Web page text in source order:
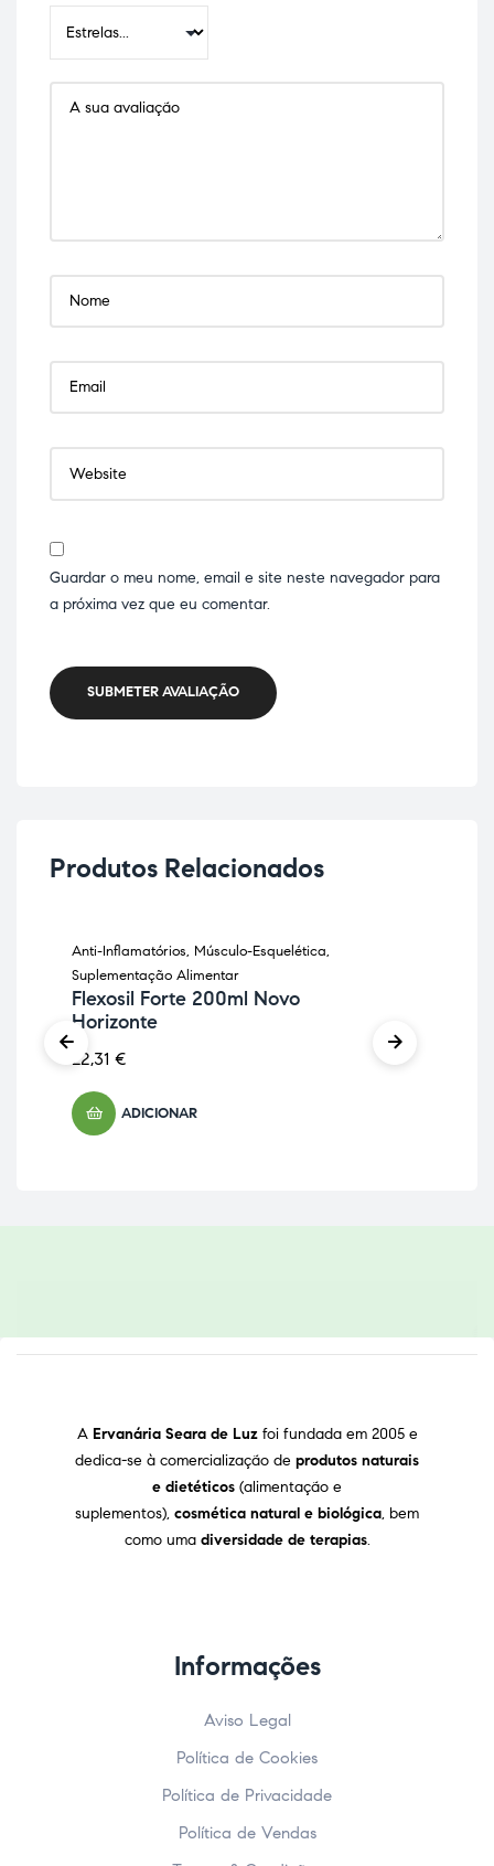
Guardar o meu nome, email e site neste navegador para
a próxima vez que eu comentar.
SUBMETER AVALIAÇÃO
Produtos Relacionados
Anti-Inflamatórios, Músculo-Esquelética,
Suplementação Alimentar
Flexosil Forte 200ml Novo
Horizonte
22,31 €
ADICIONAR
A Ervanária Seara de Luz foi fundada em 2005 e
dedica-se à comercialização de produtos naturais
e dietéticos (alimentação e
suplementos), cosmética natural e biológica, bem
como uma diversidade de terapias.
Informações
Aviso Legal
Política de Cookies
Política de Privacidade
Política de Vendas